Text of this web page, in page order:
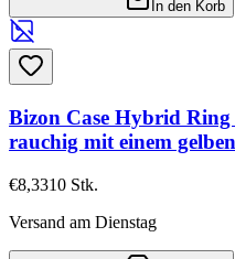
In den Korb
Bizon Case Hybrid
rauchig mit einem
€8,3310 Stk.
Versand am Dienstag